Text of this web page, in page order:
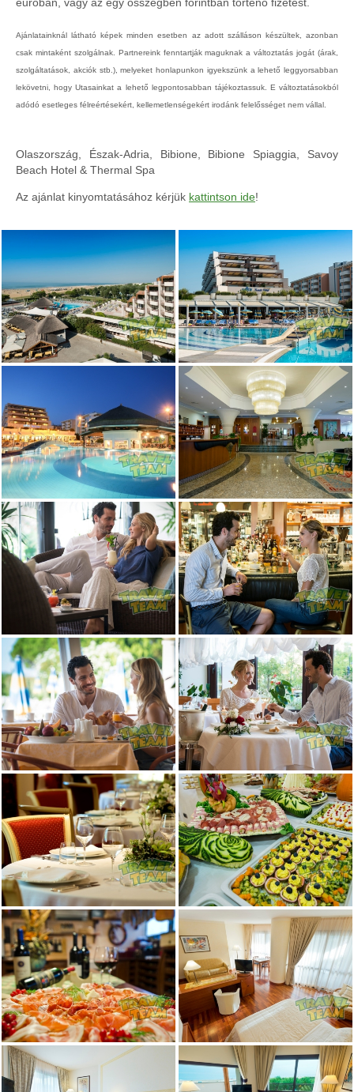
euróban, vagy az egy összegben forintban történő fizetést.
Ajánlatainknál látható képek minden esetben az adott szálláson készültek, azonban
csak mintaként szolgálnak. Partnereink fenntartják maguknak a változtatás jogát (árak,
szolgáltatások, akciók stb.), melyeket honlapunkon igyekszünk a lehető leggyorsabban
lekövetni, hogy Utasainkat a lehető legpontosabban tájékoztassuk. E változtatásokból
adódó esetleges félreértésekért, kellemetlenségekért irodánk felelősséget nem vállal.
Olaszország, Észak-Adria, Bibione, Bibione Spiaggia, Savoy
Beach Hotel & Thermal Spa
Az ajánlat kinyomtatásához kérjük kattintson ide!